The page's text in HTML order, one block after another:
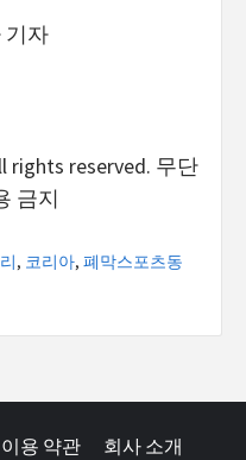
기자
rights reserved. 무단
금지
, 코리아, 폐막스포츠동
이용 약관 회사 소개